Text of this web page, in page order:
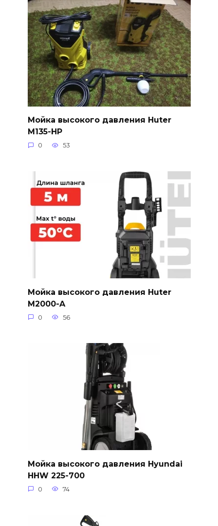
Мойка высокого давления Huter
M135-HP
0 53
Мойка высокого давления Huter
M2000-A
0 56
Мойка высокого давления Hyundai
HHW 225-700
0 74